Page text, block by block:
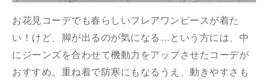
お花見コーデでも春らしいフレアワンピースが着た
い！けど、脚が出るのが気になる…という方には、中
にジーンズを合わせて機動力をアップさせたコーデが
おすすめ。重ね着で防寒にもなるうえ、動きやすさも